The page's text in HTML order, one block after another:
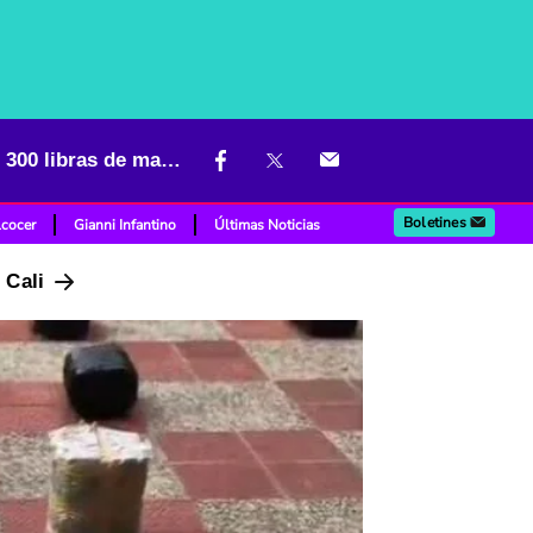
Operativo sorpresa en Bosa: capturan a dos personas y decomisan 300 libras de marihuana en vivienda
Gianni Infantino Últimas Noticias Boletines
Cali